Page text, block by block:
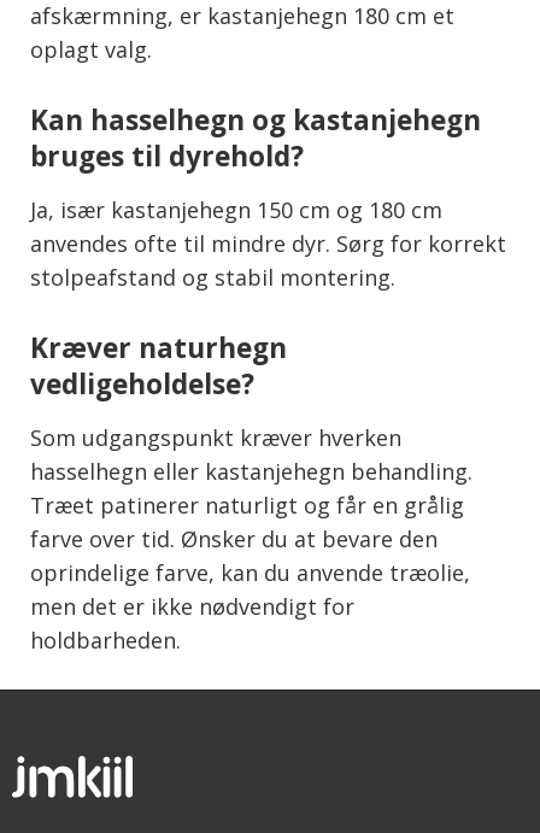
afskærmning, er kastanjehegn 180 cm et
oplagt valg.
Kan hasselhegn og kastanjehegn
bruges til dyrehold?
Ja, især kastanjehegn 150 cm og 180 cm
anvendes ofte til mindre dyr. Sørg for korrekt
stolpeafstand og stabil montering.
Kræver naturhegn
vedligeholdelse?
Som udgangspunkt kræver hverken
hasselhegn eller kastanjehegn behandling.
Træet patinerer naturligt og får en grålig
farve over tid. Ønsker du at bevare den
oprindelige farve, kan du anvende træolie,
men det er ikke nødvendigt for
holdbarheden.